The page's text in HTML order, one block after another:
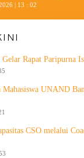
| 13 : 02
Rapat Paripurna
UNAND
CSO melalui